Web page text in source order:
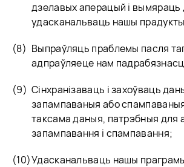
дзелавых аперацый і
удасканальваць нашы прадукты
Выпраўляць праблемы пасля
адпраўляеце нам
Сінхранізаваць і захоўваць
запампаваныя або
таксама даныя, патрэбныя для
запампавання і спампавання;
Удасканальваць нашы